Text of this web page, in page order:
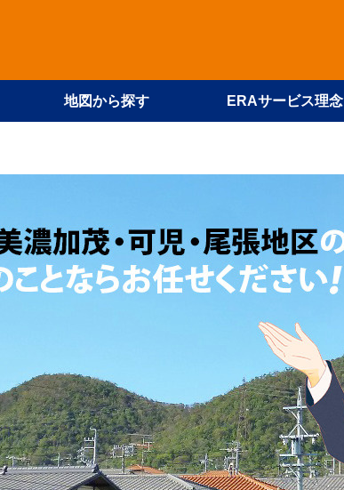
地図から探す ERAサービス理念